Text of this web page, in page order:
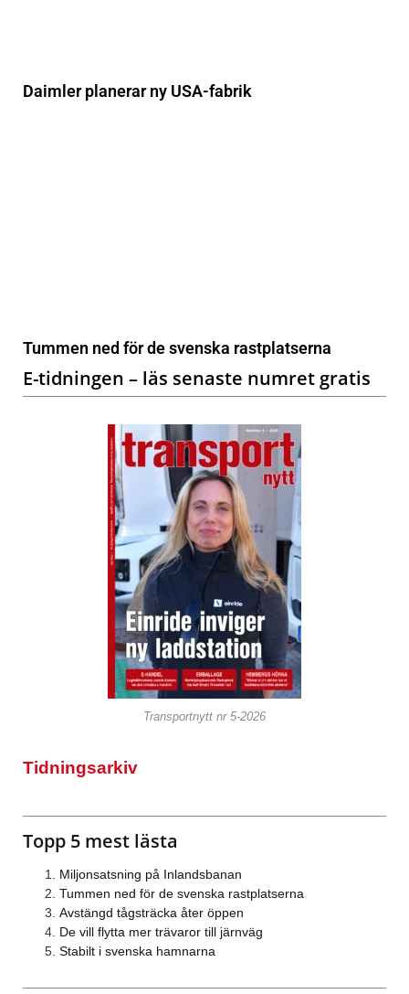
Daimler planerar ny USA-fabrik
Tummen ned för de svenska rastplatserna
E-tidningen – läs senaste numret gratis
Transportnytt nr 5-2026
Tidningsarkiv
Topp 5 mest lästa
Miljonsatsning på Inlandsbanan
Tummen ned för de svenska rastplatserna
Avstängd tågsträcka åter öppen
De vill flytta mer trävaror till järnväg
Stabilt i svenska hamnarna